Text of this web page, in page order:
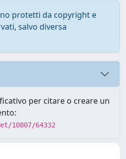
protetti da copyright e
salvo diversa
per citare o creare un
10807/64332